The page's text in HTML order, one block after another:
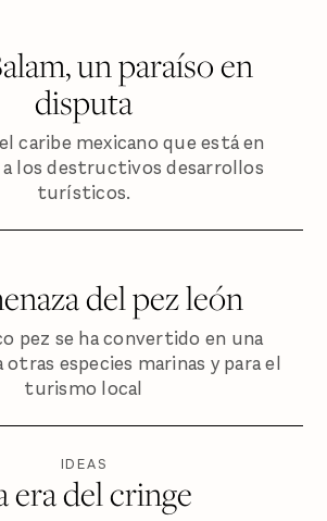
un paraíso en
disputa
caribe mexicano que está en
los destructivos desarrollos
turísticos.
del pez león
pez se ha convertido en una
otras especies marinas y para el
turismo local
IDEAS
era del cringe